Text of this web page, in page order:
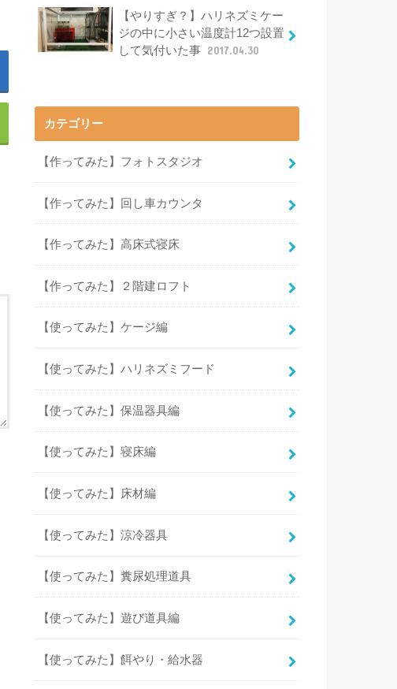
【やりすぎ？】ハリネズミケー
ジの中に小さい温度計12つ設置
して気付いた事 2017.04.30
カテゴリー
【作ってみた】フォトスタジオ
【作ってみた】回し車カウンタ
【作ってみた】高床式寝床
【作ってみた】２階建ロフト
【使ってみた】ケージ編
【使ってみた】ハリネズミフード
【使ってみた】保温器具編
【使ってみた】寝床編
【使ってみた】床材編
【使ってみた】涼冷器具
【使ってみた】糞尿処理道具
【使ってみた】遊び道具編
【使ってみた】餌やり・給水器